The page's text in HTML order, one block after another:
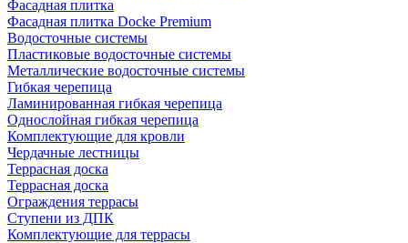
Фасадная плитка
Фасадная плитка Docke Premium
Водосточные системы
Пластиковые водосточные системы
Металлические водосточные системы
Гибкая черепица
Ламинированная гибкая черепица
Однослойная гибкая черепица
Комплектующие для кровли
Чердачные лестницы
Террасная доска
Террасная доска
Ограждения террасы
Ступени из ДПК
Комплектующие для террасы